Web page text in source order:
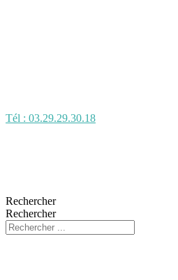
Tél : 03.29.29.30.18
Rechercher
Rechercher